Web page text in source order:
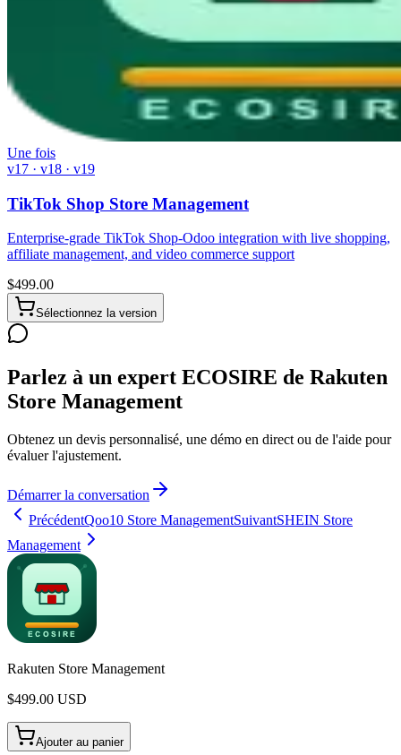
Une fois
v17 · v18 · v19
TikTok Shop Store Management
Enterprise-grade TikTok Shop-Odoo integration with live shopping,
affiliate management, and video commerce support
$499.00
Sélectionnez la version
Parlez à un expert ECOSIRE de Rakuten
Store Management
Obtenez un devis personnalisé, une démo en direct ou de l'aide pour
évaluer l'ajustement.
Démarrer la conversation
PrécédentQoo10 Store ManagementSuivantSHEIN Store
Management
Rakuten Store Management
$499.00 USD
Ajouter au panier